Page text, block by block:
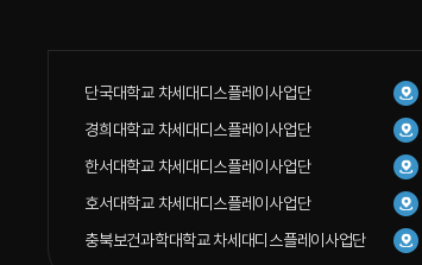
단국대학교 차세대디스플레이사업단
경희대학교 차세대디스플레이사업단
한서대학교 차세대디스플레이사업단
호서대학교 차세대디스플레이사업단
충북보건과학대학교 차세대디스플레이사업단